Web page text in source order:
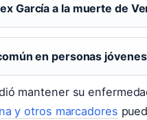
García a la muerte de
en personas
mantener su
y otros marcadores